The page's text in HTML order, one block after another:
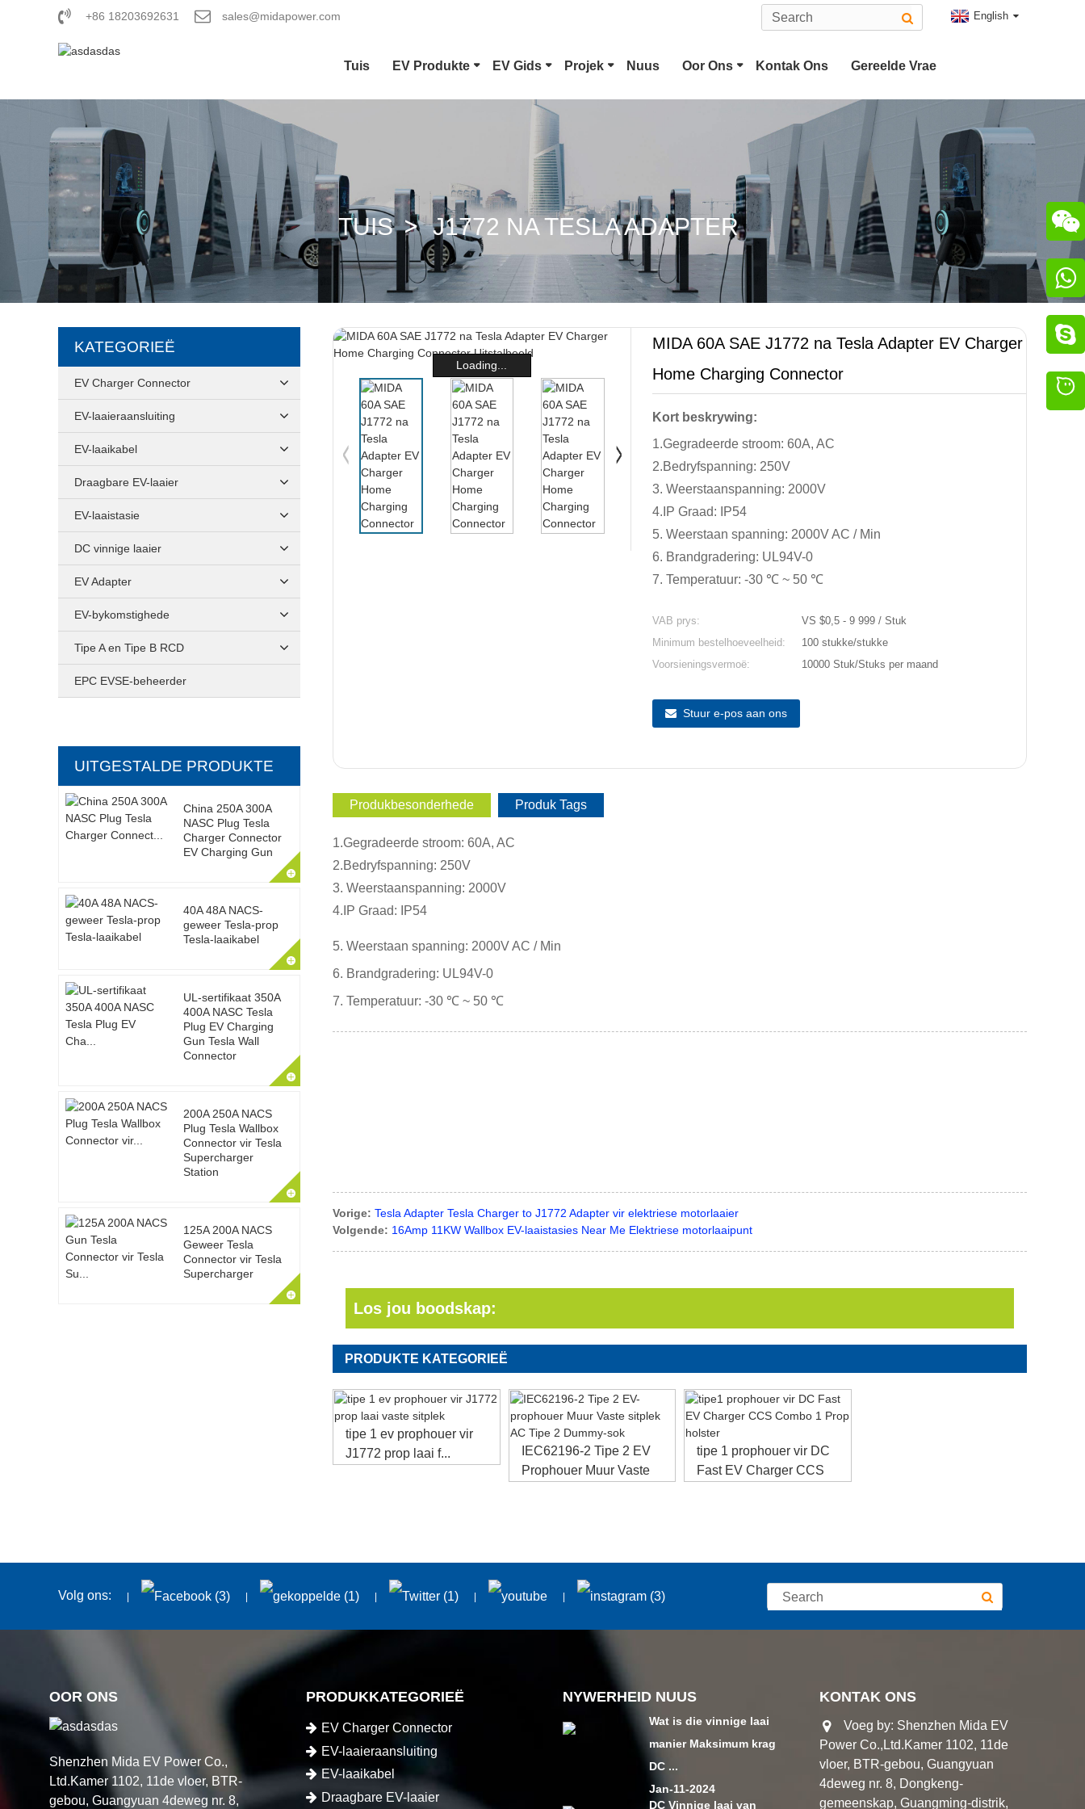
+86 18203692631 sales@midapower.com English
Tuis EV Produkte
Tipe 2 EV Connector
CCS Combo 2 Plug CHAdeMO Connector
GB/T DC Geweer ChaoJi Connector
EV Gids Projek Nuus Oor Ons Kontak Ons Gereelde Vrae
TUIS J1772 NA TESLA ADAPTER
KATEGORIEË
EV Charger Connector
EV-laaieraansluiting
EV-laaikabel
Draagbare EV-laaier
EV-laaistasie
DC vinnige laaier
EV Adapter
EV-bykomstighede
Tipe A en Tipe B RCD
EPC EVSE-beheerder
UITGESTALDE PRODUKTE
China 250A 300A
NASC Plug Tesla
Charger Connector
EV Charging Gun
40A 48A NACS-
geweer Tesla-prop
Tesla-laaikabel
UL-sertifikaat 350A
400A NASC Tesla
Plug EV Charging
Gun Tesla Wall
Connector
200A 250A NACS
Plug Tesla Wallbox
Connector vir Tesla
Supercharger
Station
125A 200A NACS
Geweer Tesla
Connector vir Tesla
Supercharger
Loading...
MIDA 60A SAE J1772 na Tesla Adapter EV Charger
Home Charging Connector
Kort beskrywing:
1.Gegradeerde stroom: 60A, AC
2.Bedryfspanning: 250V
3. Weerstaanspanning: 2000V
4.IP Graad: IP54
5. Weerstaan ​​spanning: 2000V AC / Min
6. Brandgradering: UL94V-0
7. Temperatuur: -30 ℃ ~ 50 ℃
VAB prys:
VS $0,5 - 9 999 / Stuk
Minimum bestelhoeveelheid:
100 stukke/stukke
Voorsieningsvermoë:
10000 Stuk/Stuks per maand
Stuur e-pos aan ons
Produkbesonderhede Produk Tags
1.Gegradeerde stroom: 60A, AC
2.Bedryfspanning: 250V
3. Weerstaanspanning: 2000V
4.IP Graad: IP54
5. Weerstaan ​​spanning: 2000V AC / Min
6. Brandgradering: UL94V-0
7. Temperatuur: -30 ℃ ~ 50 ℃
Vorige: Tesla Adapter Tesla Charger to J1772 Adapter vir elektriese motorlaaier
Volgende: 16Amp 11KW Wallbox EV-laaistasies Near Me Elektriese motorlaaipunt
Los jou boodskap:
PRODUKTE KATEGORIEË
tipe 1 ev prophouer vir
J1772 prop laai f...
IEC62196-2 Tipe 2 EV
Prophouer Muur Vaste
tipe 1 prophouer vir DC
Fast EV Charger CCS
Volg ons:
OOR ONS
Shenzhen Mida EV Power Co.,
Ltd.Kamer 1102, 11de vloer, BTR-
gebou, Guangyuan 4deweg nr. 8,
PRODUKKATEGORIEË
EV Charger Connector
EV-laaieraansluiting
EV-laaikabel
Draagbare EV-laaier
NYWERHEID NUUS
Wat is die vinnige laai
manier Maksimum krag
DC ...
Jan-11-2024
DC Vinnige laai van
KONTAK ONS
Voeg by: Shenzhen Mida EV
Power Co.,Ltd.Kamer 1102, 11de
vloer, BTR-gebou, Guangyuan
4deweg nr. 8, Dongkeng-
gemeenskap, Guangming-distrik,


